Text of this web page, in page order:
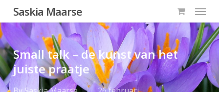
Skip
to
main
content
Saskia Maarse Menu
Small talk – de kunst van het
juiste praatje